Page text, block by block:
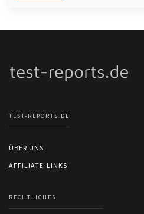
TEST-REPORTS.DE
ÜBER UNS
AFFILIATE-LINKS
RECHTLICHES